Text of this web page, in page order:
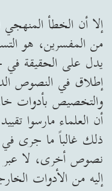
إلا أن الخطأ المنهجي
من المفسرين، هو
يدل على الحقيقة
إطلاق في النصوص
والتخصيص بأدوات
أن العلماء مارسوا
ذلك غالباً ما جرى
نصوص أخرى، لا عبر
إليه من الأدوات